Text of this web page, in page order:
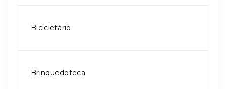
Bicicletário
Brinquedoteca